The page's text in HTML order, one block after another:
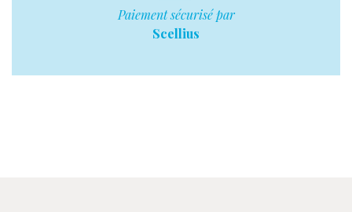
Paiement sécurisé par
Scellius